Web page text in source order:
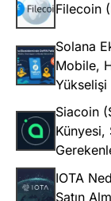
Filecoin
Solana
Mobile,
Yükselişi
Siacoin
Künyesi,
IOTA
Satın